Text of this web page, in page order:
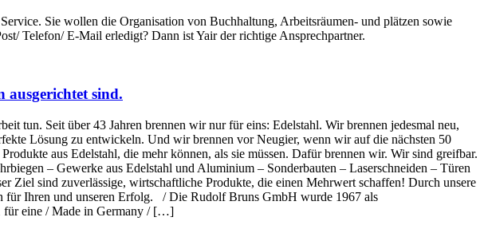
Sie wollen die Organisation von Buchhaltung, Arbeitsräumen- und plätzen sowie
Telefon/ E-Mail erledigt? Dann ist Yair der richtige Ansprechpartner.
ausgerichtet sind.
tun. Seit über 43 Jahren brennen wir nur für eins: Edelstahl. Wir brennen jedesmal neu,
Lösung zu entwickeln. Und wir brennen vor Neugier, wenn wir auf die nächsten 50
aus Edelstahl, die mehr können, als sie müssen. Dafür brennen wir. Wir sind greifbar.
– Gewerke aus Edelstahl und Aluminium – Sonderbauten – Laserschneiden – Türen
Ziel sind zuverlässige, wirtschaftliche Produkte, die einen Mehrwert schaffen! Durch unsere
für Ihren und unseren Erfolg. / Die Rudolf Bruns GmbH wurde 1967 als
für eine / Made in Germany / […]